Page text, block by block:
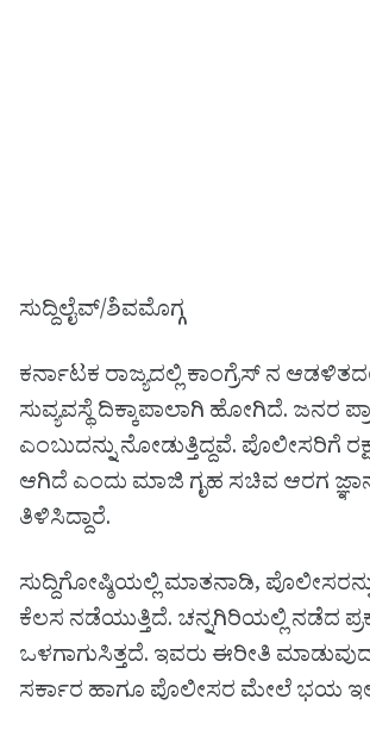
ಸುದ್ದಿಲೈವ್/ಶಿವಮೊಗ್ಗ
ಕರ್ನಾಟಕ ರಾಜ್ಯದಲ್ಲಿ ಕಾಂಗ್ರೆಸ್ ನ
ಸುವ್ಯವಸ್ಥೆ ದಿಕ್ಕಾಪಾಲಾಗಿ ಹೋಗಿದೆ. ಜನರ
ಎಂಬುದನ್ನು ನೋಡುತ್ತಿದ್ದವೆ. ಪೊಲೀಸರಿಗೆ
ಆಗಿದೆ ಎಂದು ಮಾಜಿ ಗೃಹ ಸಚಿವ ಆರಗ
ತಿಳಿಸಿದ್ದಾರೆ.
ಸುದ್ದಿಗೋಷ್ಠಿಯಲ್ಲಿ ಮಾತನಾಡಿ,
ಕೆಲಸ ನಡೆಯುತ್ತಿದೆ. ಚನ್ನಗಿರಿಯಲ್ಲಿ ನಡೆದ
ಒಳಗಾಗುಸಿತ್ತದೆ. ಇವರು ಈರೀತಿ
ಸರ್ಕಾರ ಹಾಗೂ ಪೊಲೀಸರ ಮೇಲೆ ಭಯ